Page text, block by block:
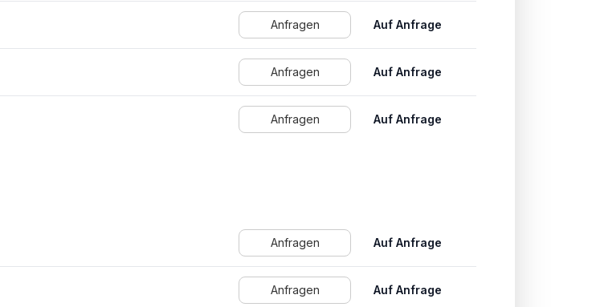
Anfragen Auf Anfrage
Anfragen Auf Anfrage
Anfragen Auf Anfrage
Anfragen Auf Anfrage
Anfragen Auf Anfrage